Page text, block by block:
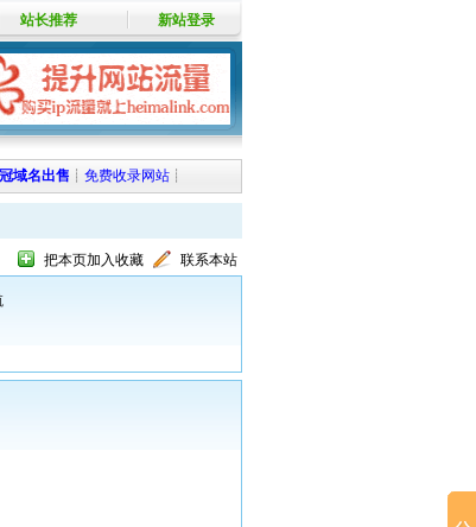
站长推荐 新站登录
域名出售 ┊ 免费收录网站 ┊
把本页加入收藏 联系本站